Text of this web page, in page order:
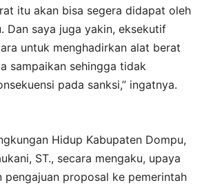
itu akan bisa segera didapat oleh
Dan saya juga yakin, eksekutif
untuk menghadirkan alat berat
sampaikan sehingga tidak
pada sanksi,” ingatnya.
Hidup Kabupaten Dompu,
ST., secara mengaku, upaya
pengajuan proposal ke pemerintah